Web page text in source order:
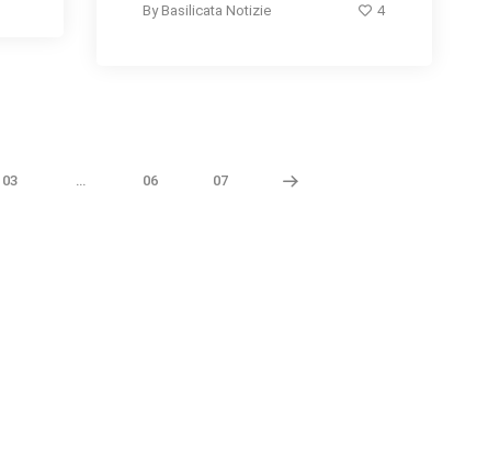
By Basilicata Notizie 4
03 06 07